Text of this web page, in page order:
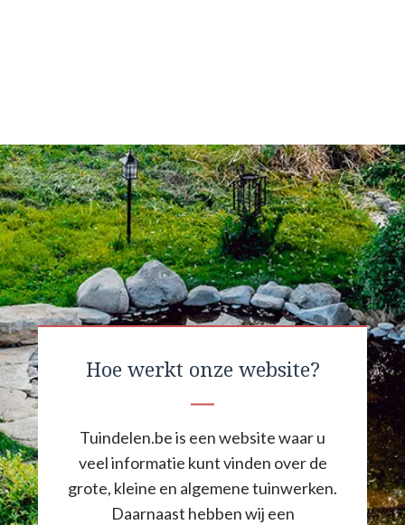
Hoe werkt onze website?
Tuindelen.be is een website waar u
veel informatie kunt vinden over de
grote, kleine en algemene tuinwerken.
Daarnaast hebben wij een